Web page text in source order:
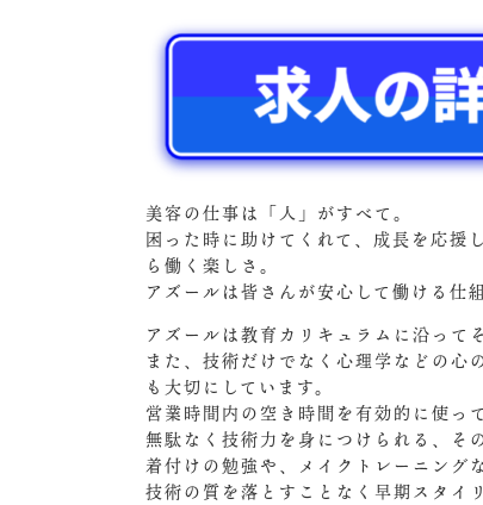
美容の仕事は「人」がすべて。
困った時に助けてくれて、成長を応援
ら働く楽しさ。
アズールは皆さんが安心して働ける仕
アズールは教育カリキュラムに沿って
また、技術だけでなく心理学などの心
も大切にしています。
営業時間内の空き時間を有効的に使っ
無駄なく技術力を身につけられる、そ
着付けの勉強や、メイクトレーニング
技術の質を落とすことなく早期スタイ